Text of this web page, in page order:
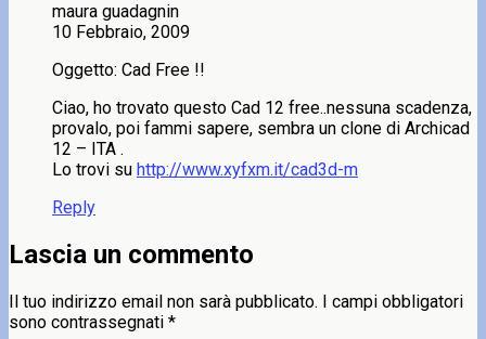
maura guadagnin
10 Febbraio, 2009
Oggetto: Cad Free !!
Ciao, ho trovato questo Cad 12 free..nessuna scadenza,
provalo, poi fammi sapere, sembra un clone di Archicad
12 – ITA .
Lo trovi su http://www.xyfxm.it/cad3d-m
Reply
Lascia un commento
Il tuo indirizzo email non sarà pubblicato. I campi obbligatori
sono contrassegnati *